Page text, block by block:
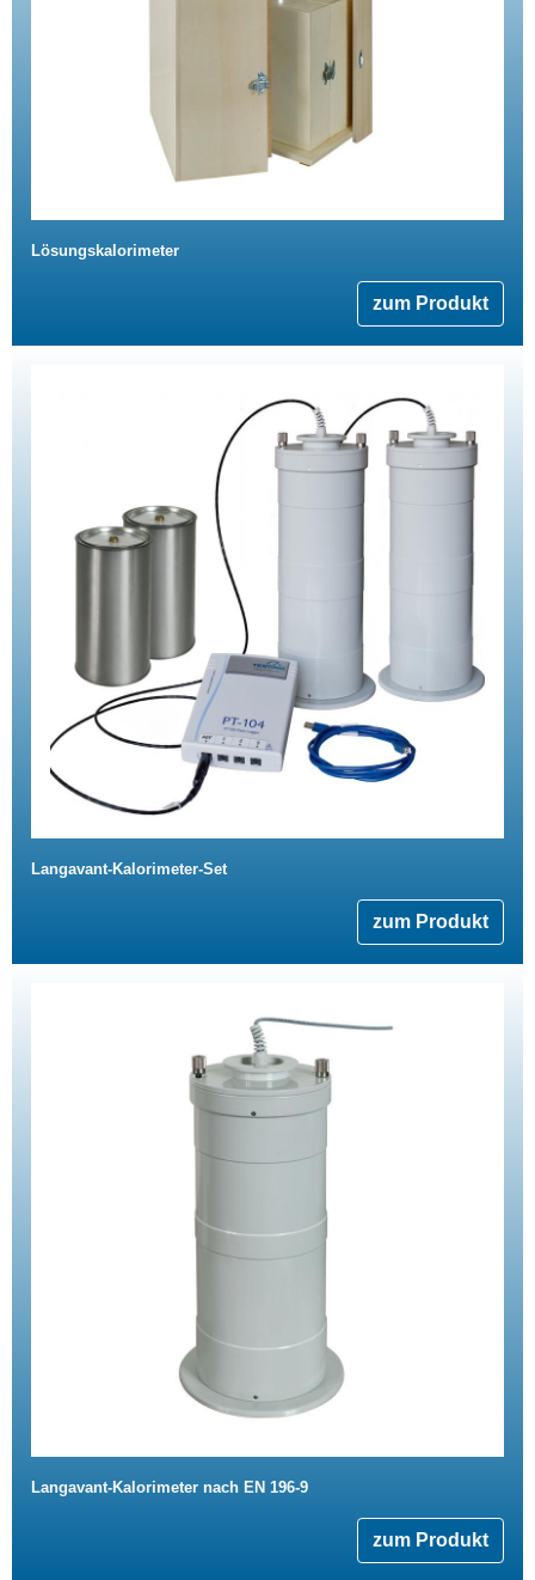
Lösungskalorimeter
zum Produkt
Langavant-Kalorimeter-Set
zum Produkt
Langavant-Kalorimeter nach EN 196-9
zum Produkt